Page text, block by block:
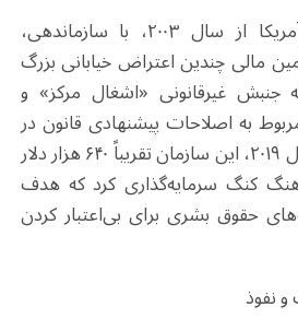
بنیاد ملی دموکراسی آمریکا از سال ۲۰۰۳، با سازماندهی،
مالی چندین اعتراض خیابانی بزرگ
غیرقانونی «اشغال مرکز» و
به اصلاحات پیشنهادی قانون در
ارتباط بوده است. در سال ۲۰۱۹، این سازمان تقریباً ۶۴۰ هزار دلار
هنگ کنگ سرمایه‌گذاری کرد که هدف
حقوق بشری برای بی‌اعتبار کردن
نفوذ